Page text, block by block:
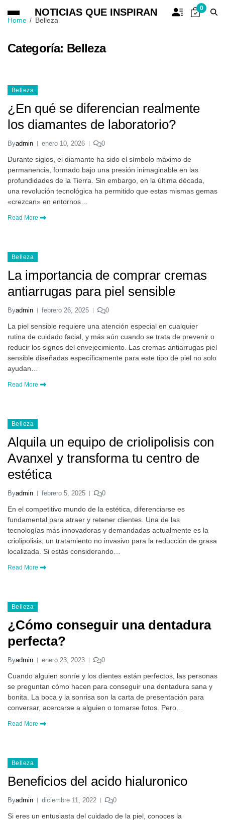
NOTICIAS QUE INSPIRAN 0
Home Belleza
Categoría: Belleza
Belleza
¿En qué se diferencian realmente
los diamantes de laboratorio?
Byadmin enero 10, 2026 0
Durante siglos, el diamante ha sido el símbolo máximo de
permanencia, formado bajo una presión inimaginable en las
profundidades de la Tierra. Sin embargo, en la última década,
una revolución tecnológica ha permitido que estas mismas gemas
«crezcan» en entornos…
Read More
Belleza
La importancia de comprar cremas
antiarrugas para piel sensible
Byadmin febrero 26, 2025 0
La piel sensible requiere una atención especial en cualquier
rutina de cuidado facial, y más aún cuando se trata de prevenir o
reducir los signos del envejecimiento. Las cremas antiarrugas piel
sensible diseñadas específicamente para este tipo de piel no solo
ayudan…
Read More
Belleza
Alquila un equipo de criolipolisis con
Avanxel y transforma tu centro de
estética
Byadmin febrero 5, 2025 0
En el competitivo mundo de la estética, diferenciarse es
fundamental para atraer y retener clientes. Una de las
tecnologías más innovadoras y demandadas actualmente es la
criolipolisis, un tratamiento no invasivo para la reducción de grasa
localizada. Si estás considerando…
Read More
Belleza
¿Cómo conseguir una dentadura
perfecta?
Byadmin enero 23, 2023 0
Cuando alguien sonríe y los dientes están perfectos, las personas
se preguntan cómo hacen para conseguir una dentadura sana y
bonita. La boca y la sonrisa son la carta de presentación para
conversar, acercarse a alguien o tomarse fotos. Pero…
Read More
Belleza
Beneficios del acido hialuronico
Byadmin diciembre 11, 2022 0
Si eres un entusiasta del cuidado de la piel, conoces la